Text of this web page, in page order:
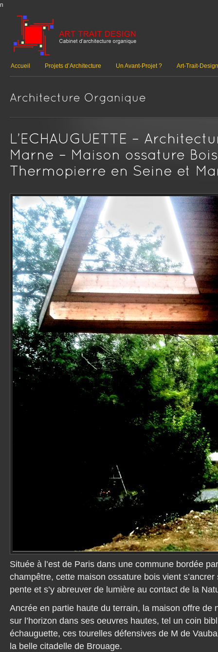
n
Accueil Projets d’Architecture Un Avant-Projet ? Art-Trait-Design
Située à l’est de Paris dans une commune bordée
champêtre, cette maison ossature bois vient
pente et s’y abreuver de lumière au contact de la
Ancrée en partie haute du terrain, la maison offre de
sur l’horizon dans ses oeuvres hautes, tel un coin
échauguette, ces tourelles défensives de M de
la belle citadelle de Brouage.